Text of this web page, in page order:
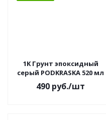
1K Грунт эпоксидный
серый PODKRASKA 520 мл
490 руб./шт